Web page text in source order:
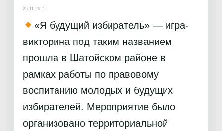
25.11.2021
«Я будущий избиратель» — игра-
викторина под таким названием
прошла в Шатойском районе в
рамках работы по правовому
воспитанию молодых и будущих
избирателей. Мероприятие было
организовано территориальной